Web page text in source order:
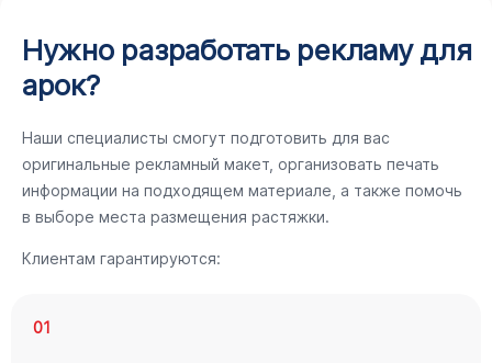
Нужно разработать рекламу для
арок?
Наши специалисты смогут подготовить для вас
оригинальные рекламный макет, организовать печать
информации на подходящем материале, а также помочь
в выборе места размещения растяжки.
Клиентам гарантируются:
01